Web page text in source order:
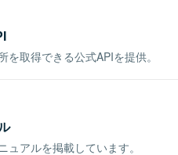
取得できる公式APIを提供。
アルを掲載しています。